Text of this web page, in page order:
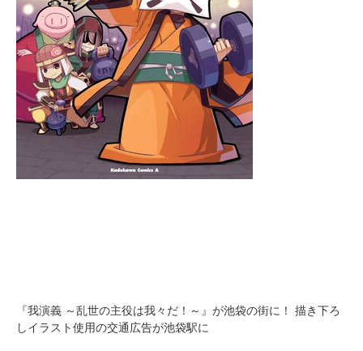
『我演義 ～乱世の主役は我々だ！～』が池袋の街に！ 描き下ろ
しイラスト使用の交通広告が池袋駅に